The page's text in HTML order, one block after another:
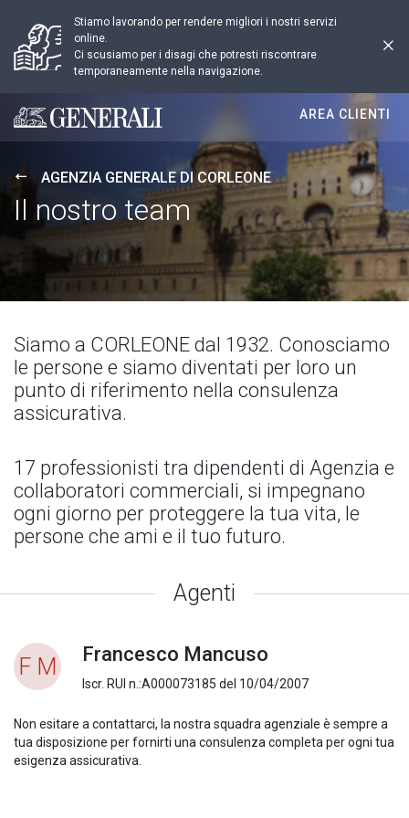
Stiamo lavorando per rendere migliori i nostri servizi
online.
Ci scusiamo per i disagi che potresti riscontrare
temporaneamente nella navigazione.
Generali logo
AREA CLIENTI
AGENZIA GENERALE DI CORLEONE
Il nostro team
Siamo a CORLEONE dal 1932. Conosciamo
le persone e siamo diventati per loro un
punto di riferimento nella consulenza
assicurativa.
17 professionisti tra dipendenti di Agenzia e
collaboratori commerciali, si impegnano
ogni giorno per proteggere la tua vita, le
persone che ami e il tuo futuro.
Agenti
F M Francesco Mancuso
Iscr. RUI n.:A000073185 del 10/04/2007
Non esitare a contattarci, la nostra squadra agenziale è sempre a
tua disposizione per fornirti una consulenza completa per ogni tua
esigenza assicurativa.